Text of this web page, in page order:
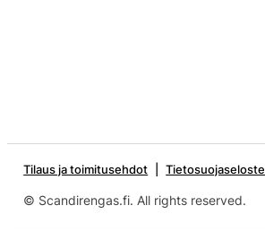
Tilaus ja toimitusehdot Tietosuojaseloste
© Scandirengas.fi. All rights reserved.